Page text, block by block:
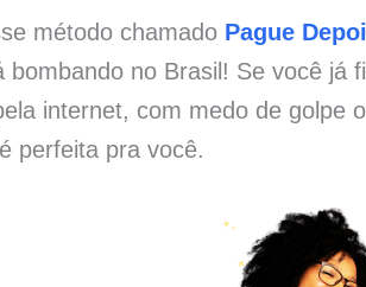
método chamado Pague
bombando no Brasil! Se você já
internet, com medo de golpe
perfeita pra você.